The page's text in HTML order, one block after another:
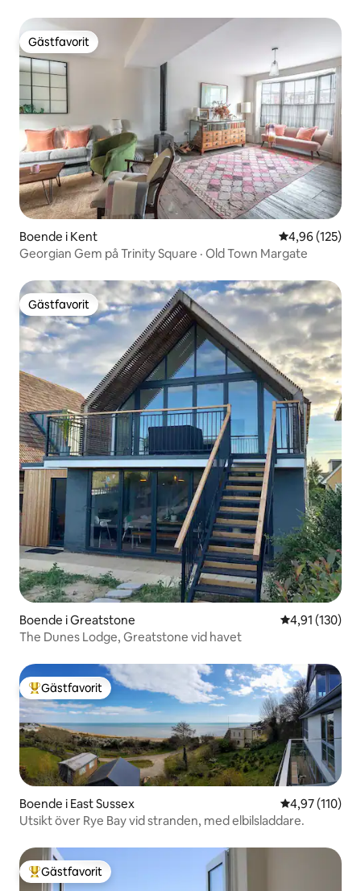
Gästfavorit
Gästfavorit
Boende i Kent 4,96 av 5 i
4,96 (125)
Georgian Gem på Trinity Square · Old Town Margate
Gästfavorit
Gästfavorit
Boende i Greatstone 4,91 av 5 i
4,91 (130)
The Dunes Lodge, Greatstone vid havet
Populär gästfavorit
Gästfavorit
Boende i East Sussex 4,97 av 5 i
4,97 (110)
Utsikt över Rye Bay vid stranden, med elbilsladdare.
Populär gästfavorit
Gästfavorit